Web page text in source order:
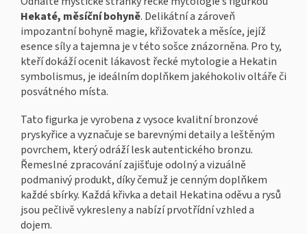
Hekaté, měsíční bohyně. Delikátní a zároveň
impozantní bohyně magie, křižovatek a měsíce, jejíž
esence síly a tajemna je v této sošce znázorněna. Pro ty,
kteří dokáží ocenit lákavost řecké mytologie a Hekatin
symbolismus, je ideálním doplňkem jakéhokoliv oltáře či
posvátného místa.
Tato figurka je vyrobena z vysoce kvalitní bronzové
pryskyřice a vyznačuje se barevnými detaily a leštěným
povrchem, který odráží lesk autentického bronzu.
Řemeslné zpracování zajišťuje odolný a vizuálně
podmanivý produkt, díky čemuž je cenným doplňkem
každé sbírky. Každá křivka a detail Hekatina oděvu a rysů
jsou pečlivě vykresleny a nabízí prvotřídní vzhled a
dojem.